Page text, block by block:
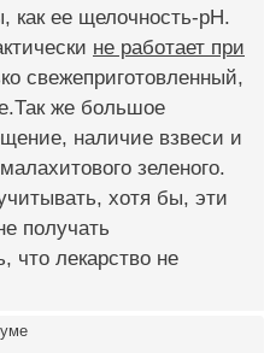
как ее щелочность-рН.
не работает при
свежеприготовленный,
же большое
наличие взвеси и
зеленого.
хотя бы, эти
получать
что лекарство не